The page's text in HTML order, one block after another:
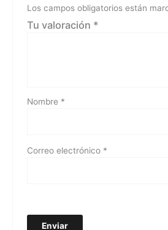
Los campos obligatorios están
Tu valoración *
Nombre *
Correo electrónico *